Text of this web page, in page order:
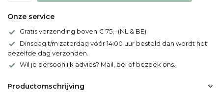
Onze service
Gratis verzending boven € 75,- (NL & BE)
Dinsdag t/m zaterdag vóór 14:00 uur besteld dan wordt het
dezelfde dag verzonden.
Wil je persoonlijk advies? Mail, bel of bezoek ons.
Productomschrijving